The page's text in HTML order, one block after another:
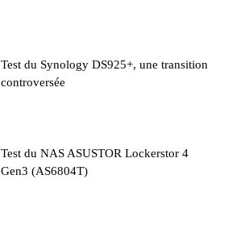
Test du Synology DS925+, une transition
controversée
Test du NAS ASUSTOR Lockerstor 4
Gen3 (AS6804T)